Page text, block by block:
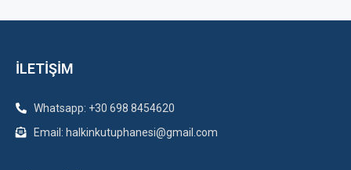
İLETİŞİM
Whatsapp: +30 698 8454620
Email: halkinkutuphanesi@gmail.com